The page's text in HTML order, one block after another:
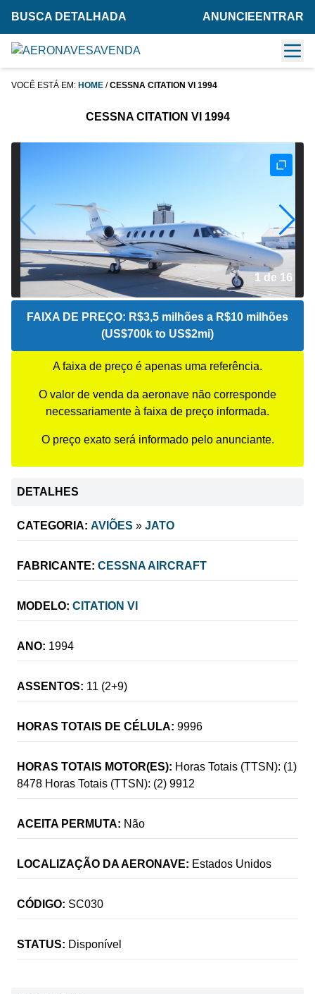
BUSCA DETALHADA ANUNCIE ENTRAR
VOCÊ ESTÁ EM: HOME /CESSNA CITATION VI 1994
CESSNA CITATION VI 1994
2 de 16
FAIXA DE PREÇO: R$3,5 milhões a R$10 milhões
(US$700k to US$2mi)
A faixa de preço é apenas uma referência.
O valor de venda da aeronave não corresponde
necessariamente à faixa de preço informada.
O preço exato será informado pelo anunciante.
DETALHES
CATEGORIA: AVIÕES » JATO
FABRICANTE: CESSNA AIRCRAFT
MODELO: CITATION VI
ANO: 1994
ASSENTOS: 11 (2+9)
HORAS TOTAIS DE CÉLULA: 9996
HORAS TOTAIS MOTOR(ES): Horas Totais (TTSN): (1)
8478 Horas Totais (TTSN): (2) 9912
ACEITA PERMUTA: Não
LOCALIZAÇÃO DA AERONAVE: Estados Unidos
CÓDIGO: SC030
STATUS: Disponível